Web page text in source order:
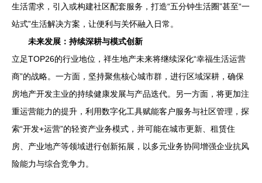
生活需求，引入或构建社区配套服务，打造“五分钟生活圈”甚至“一
站式”生活解决方案，让便利与关怀融入日常。
未来发展：持续深耕与模式创新
立足TOP26的行业地位，祥生地产未来将继续深化“幸福生活运营
商”的战略。一方面，坚持聚焦核心城市群，进行区域深耕，确保
房地产开发主业的持续健康发展与产品迭代。另一方面，将更加注
重运营能力的提升，利用数字化工具赋能客户服务与社区管理，探
索“开发+运营”的轻资产业务模式，并可能在城市更新、租赁住
房、产业地产等领域进行创新拓展，以多元业务协同增强企业抗风
险能力与综合竞争力。